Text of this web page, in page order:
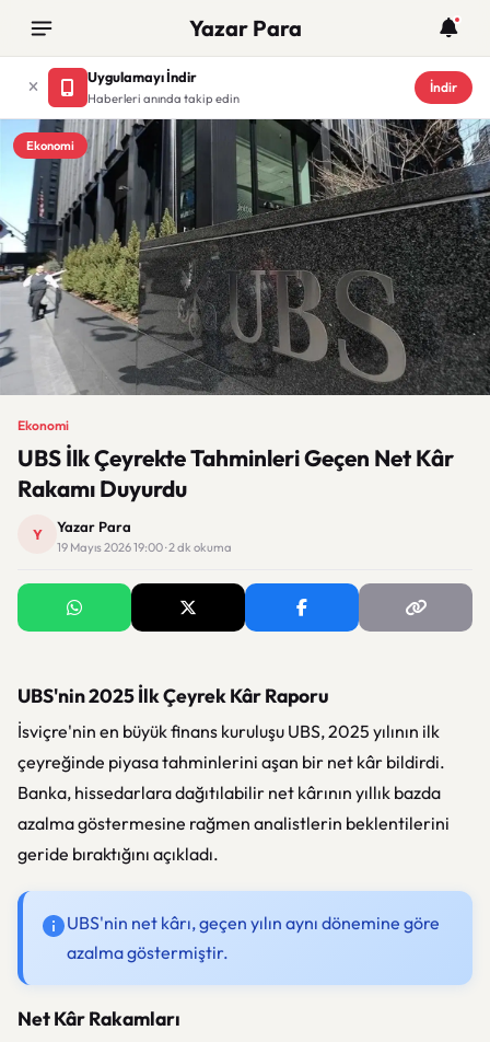
Yazar Para
Uygulamayı İndir
Haberleri anında takip edin
İndir
Ekonomi
Ekonomi
UBS İlk Çeyrekte Tahminleri Geçen Net Kâr
Rakamı Duyurdu
Y Yazar Para
19 Mayıs 2026 19:00 · 2 dk okuma
UBS'nin 2025 İlk Çeyrek Kâr Raporu
İsviçre'nin en büyük finans kuruluşu UBS, 2025 yılının ilk
çeyreğinde piyasa tahminlerini aşan bir net kâr bildirdi.
Banka, hissedarlara dağıtılabilir net kârının yıllık bazda
azalma göstermesine rağmen analistlerin beklentilerini
geride bıraktığını açıkladı.
UBS'nin net kârı, geçen yılın aynı dönemine göre
azalma göstermiştir.
Net Kâr Rakamları